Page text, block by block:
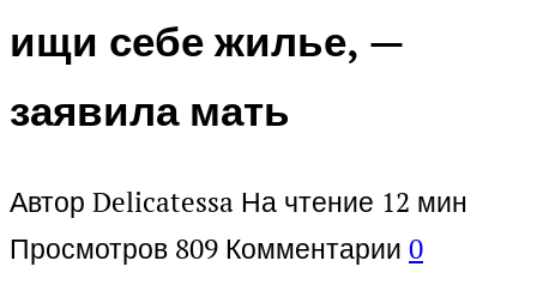
ищи себе жилье, —
заявила мать
Автор Delicatessa На чтение 12 мин
Просмотров 809 Комментарии 0